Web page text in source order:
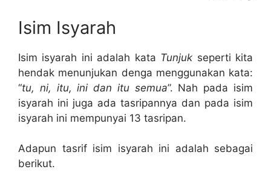
Isim Isyarah
Isim isyarah ini adalah kata Tunjuk seperti kita
hendak menunjukan denga menggunakan kata:
“tu, ni, itu, ini dan itu semua”. Nah pada isim
isyarah ini juga ada tasripannya dan pada isim
isyarah ini mempunyai 13 tasripan.
Adapun tasrif isim isyarah ini adalah sebagai
berikut.